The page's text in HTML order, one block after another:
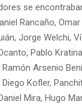
se
Rancaño,
Jorge Welchi,
Pablo
Ramón Arsenio
Kofler,
Mira, Hugo